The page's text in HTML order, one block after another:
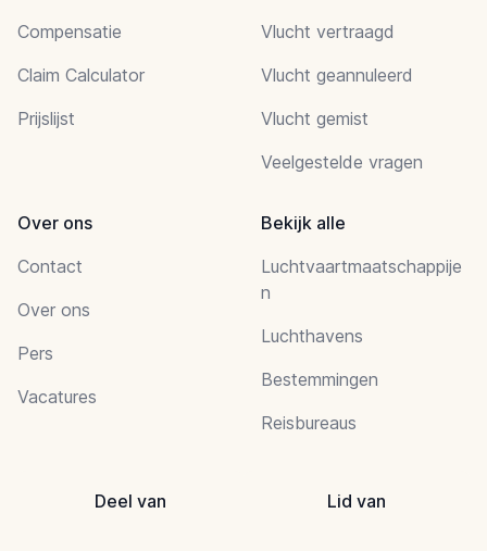
Compensatie
Claim Calculator
Prijslijst
Vlucht vertraagd
Vlucht geannuleerd
Vlucht gemist
Veelgestelde vragen
Over ons
Contact
Over ons
Pers
Vacatures
Bekijk alle
Luchtvaartmaatschappije
n
Luchthavens
Bestemmingen
Reisbureaus
Deel van Lid van